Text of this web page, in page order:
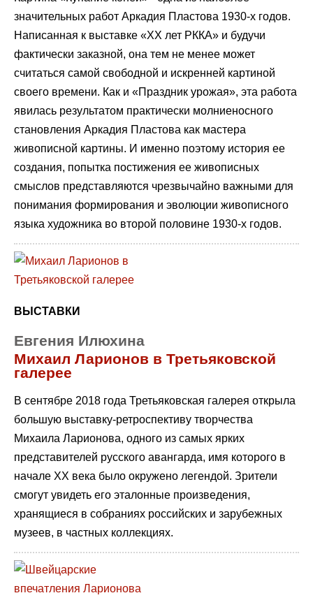
значительных работ Аркадия Пластова 1930-х годов.
Написанная к выставке «ХХ лет РККА» и будучи
фактически заказной, она тем не менее может
считаться самой свободной и искренней картиной
своего времени. Как и «Праздник урожая», эта работа
явилась результатом практически молниеносного
становления Аркадия Пластова как мастера
живописной картины. И именно поэтому история ее
создания, попытка постижения ее живописных
смыслов представляются чрезвычайно важными для
понимания формирования и эволюции живописного
языка художника во второй половине 1930-х годов.
ВЫСТАВКИ
Евгения Илюхина
Михаил Ларионов в Третьяковской
галерее
В сентябре 2018 года Третьяковская галерея открыла
большую выставку-ретроспективу творчества
Михаила Ларионова, одного из самых ярких
представителей русского авангарда, имя которого в
начале ХХ века было окружено легендой. Зрители
смогут увидеть его эталонные произведения,
хранящиеся в собраниях российских и зарубежных
музеев, в частных коллекциях.